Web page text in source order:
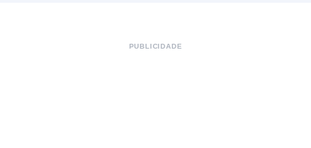
PUBLICIDADE